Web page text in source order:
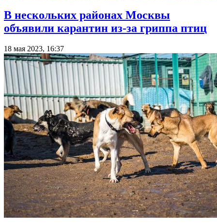
В нескольких районах Москвы
объявили карантин из-за гриппа птиц
18 мая 2023, 16:37